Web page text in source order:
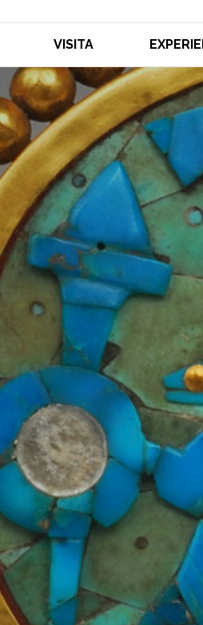
VISITA